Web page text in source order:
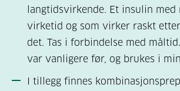
langtidsvirkende. Et insulin med
virketid og som virker raskt
det. Tas i forbindelse med
var vanligere før, og brukes i
I tillegg finnes